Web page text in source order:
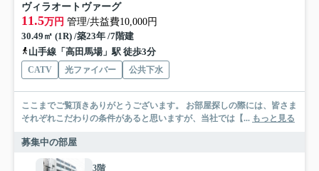
ヴィラオートヴァーグ
11.5万円 管理/共益費10,000円
30.49㎡ (1R) /築23年 /7階建
山手線「高田馬場」駅 徒歩3分
CATV 光ファイバー 公共下水
ここまでご覧頂きありがとうございます。 お部屋探しの際には、皆さま
それぞれこだわりの条件があると思いますが、当社では【... もっと見る
募集中の部屋
3階